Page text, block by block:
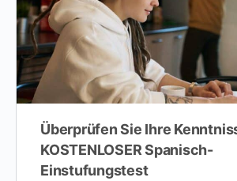
Überprüfen Sie Ihre
KOSTENLOSER Spanisch-
Einstufungstest